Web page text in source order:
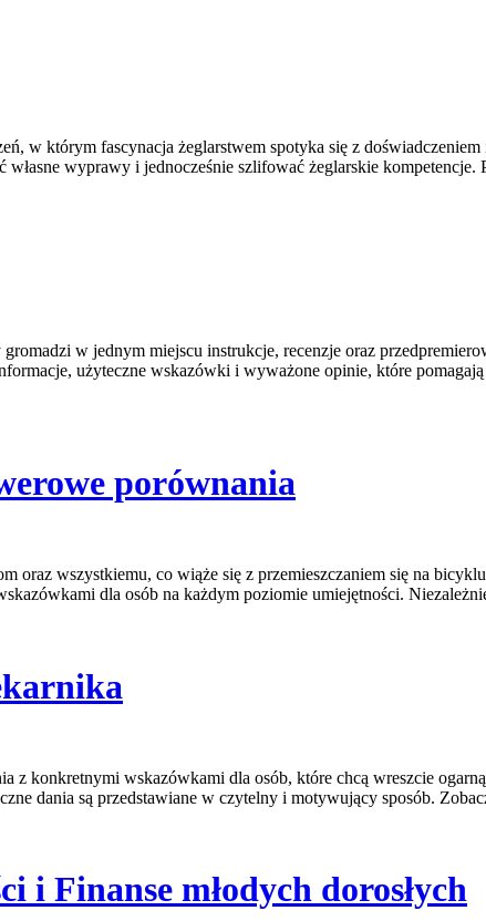
w którym fascynacja żeglarstwem spotyka się z
wyprawy i jednocześnie szlifować żeglarskie kompetencje.
w jednym miejscu instrukcje, recenzje oraz
użyteczne wskazówki i wyważone opinie, które
porównania
wszystkiemu, co wiąże się z przemieszczaniem się na
dla osób na każdym poziomie umiejętności.
z konkretnymi wskazówkami dla osób, które chcą wreszcie
dania są przedstawiane w czytelny i motywujący sposób.
i Finanse młodych dorosłych